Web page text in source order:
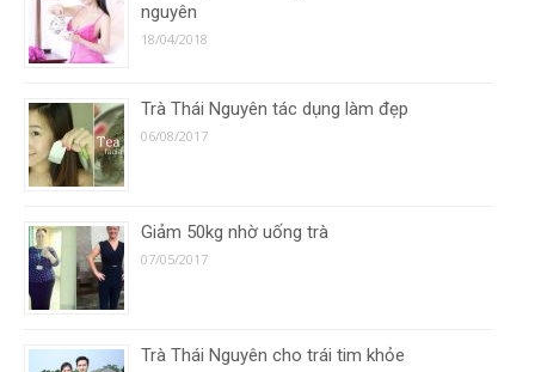
nguyên
18/04/2018
Trà Thái Nguyên tác dụng làm đẹp
06/08/2017
Giảm 50kg nhờ uống trà
07/05/2017
Trà Thái Nguyên cho trái tim khỏe